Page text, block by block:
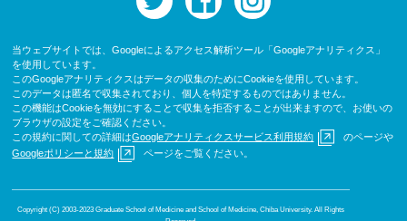
当ウェブサイトでは、Googleによるアクセス解析ツール「Googleアナリティクス」
を使用しています。
このGoogleアナリティクスはデータの収集のためにCookieを使用しています。
このデータは匿名で収集されており、個人を特定するものではありません。
この機能はCookieを無効にすることで収集を拒否することが出来ますので、お使いの
ブラウザの設定をご確認ください。
この規約に関しての詳細はGoogleアナリティクスサービス利用規約
のページや
Googleポリシーと規約
ページをご覧ください。
Copyright (C) 2003-2023 Graduate School of Medicine and School of Medicine, Chiba University. All Rights